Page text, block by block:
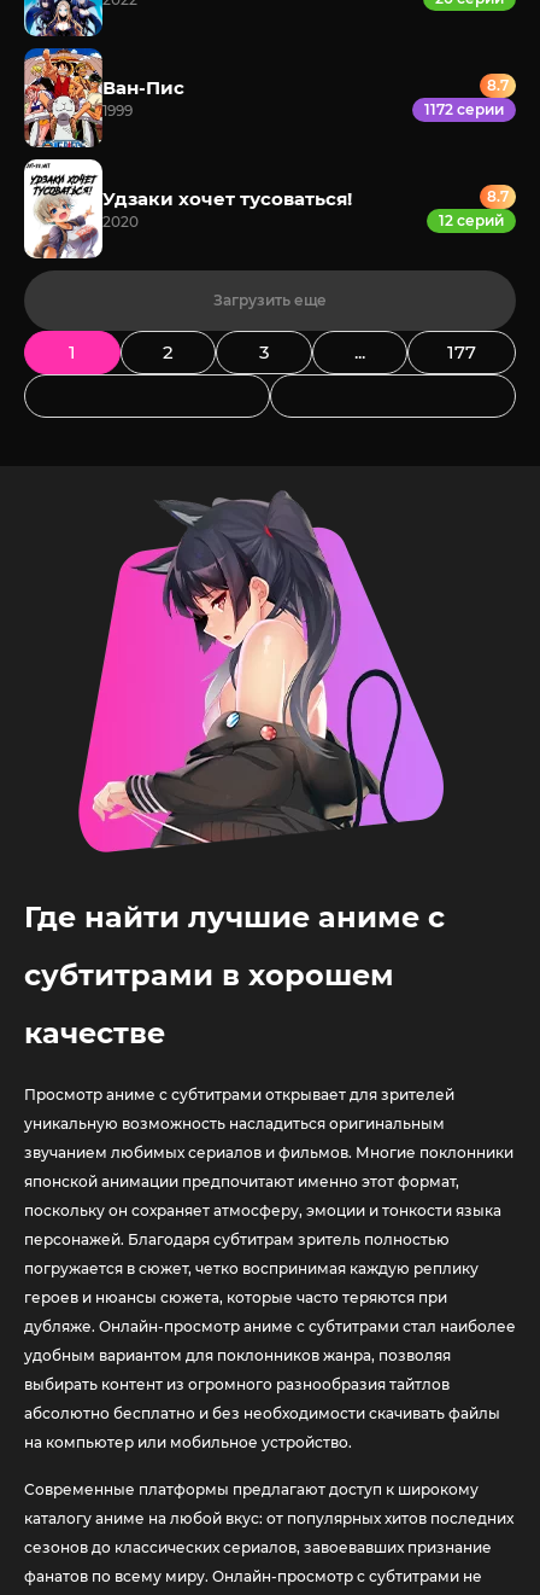
Ван-Пис
1999
8.7
1172 серии
Удзаки хочет тусоваться!
2020
8.7
12 серий
Загрузить еще
1 2 3 ... 177
Где найти лучшие аниме с
субтитрами в хорошем
качестве
Просмотр аниме с субтитрами открывает для зрителей
уникальную возможность насладиться оригинальным
звучанием любимых сериалов и фильмов. Многие поклонники
японской анимации предпочитают именно этот формат,
поскольку он сохраняет атмосферу, эмоции и тонкости языка
персонажей. Благодаря субтитрам зритель полностью
погружается в сюжет, четко воспринимая каждую реплику
героев и нюансы сюжета, которые часто теряются при
дубляже. Онлайн-просмотр аниме с субтитрами стал наиболее
удобным вариантом для поклонников жанра, позволяя
выбирать контент из огромного разнообразия тайтлов
абсолютно бесплатно и без необходимости скачивать файлы
на компьютер или мобильное устройство.
Современные платформы предлагают доступ к широкому
каталогу аниме на любой вкус: от популярных хитов последних
сезонов до классических сериалов, завоевавших признание
фанатов по всему миру. Онлайн-просмотр с субтитрами не